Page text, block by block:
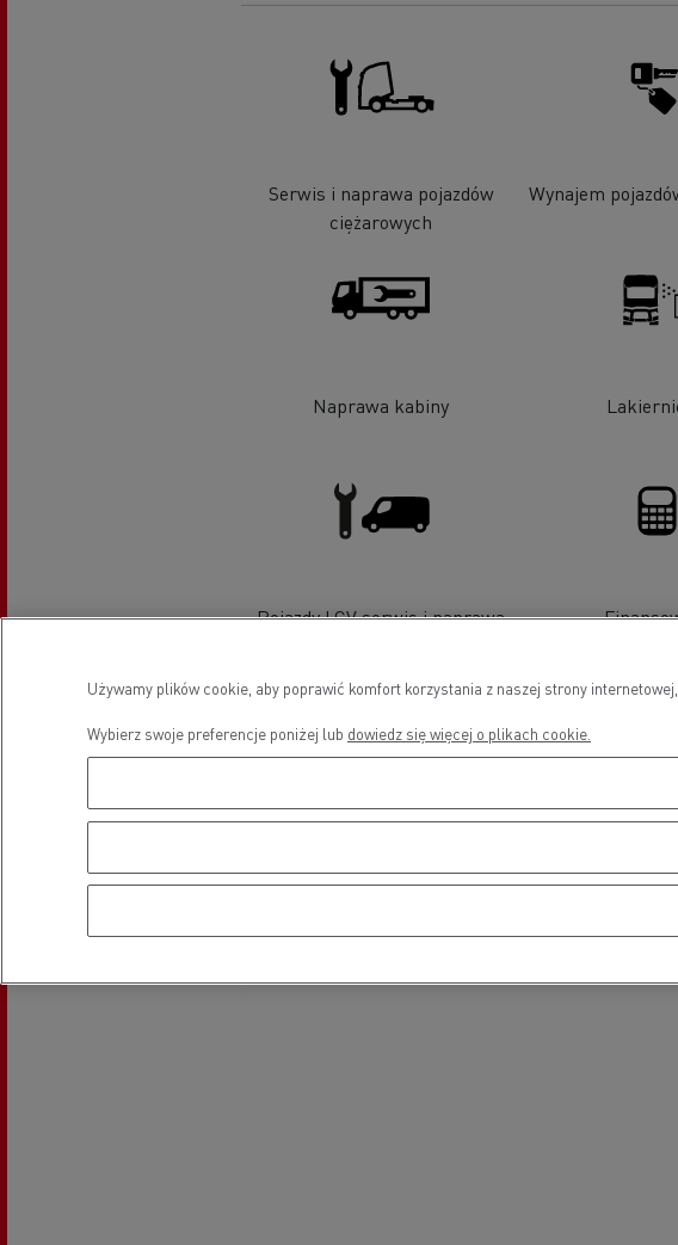
Serwis i naprawa pojazdów
ciężarowych
Wynajem
Naprawa kabiny
Pojazdy LCV serwis i naprawa
Lokalizacja
Używamy plików cookie, aby poprawić komfort korzystania z naszej strony
Wybierz swoje preferencje poniżej lub dowiedz się więcej o plikach cookie.